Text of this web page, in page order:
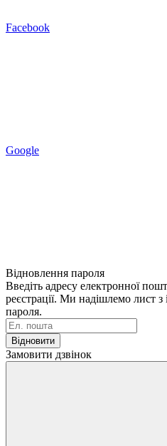
Facebook
Google
Відновлення пароля
Введіть адресу електронної
реєстрації. Ми надішлемо лист
пароля.
Відновити
Замовити дзвінок